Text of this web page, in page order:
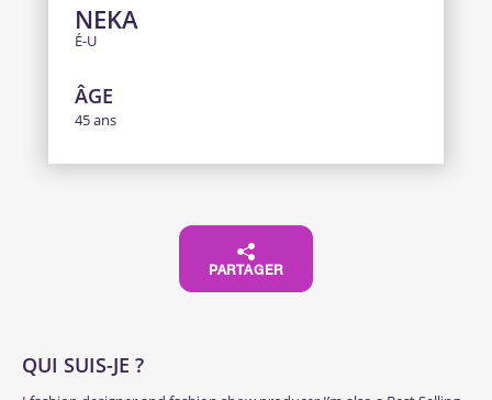
NEKA
É-U
ÂGE
45 ans
PARTAGER
QUI SUIS-JE ?